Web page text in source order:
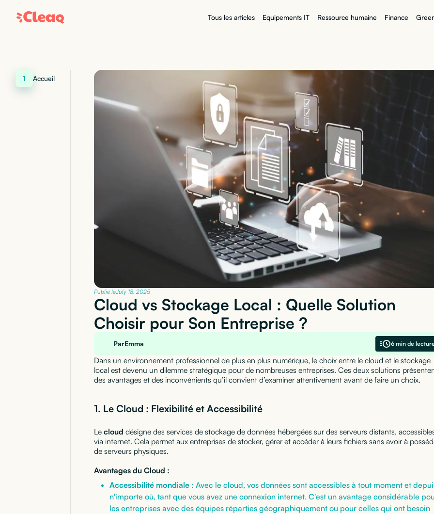
Tous les articles Equipements IT Ressource humaine Finance
1 Accueil
Publié leJuly 18, 2025
Cloud vs Stockage Local : Quelle Solution
Choisir pour Son Entreprise ?
ParEmma 6 min de
Dans un environnement professionnel de plus en plus numérique, le choix entre le cloud et le stockage
local est devenu un dilemme stratégique pour de nombreuses entreprises. Ces deux solutions
des avantages et des inconvénients qu’il convient d’examiner attentivement avant de faire un choix.
1. Le Cloud : Flexibilité et Accessibilité
Le cloud désigne des services de stockage de données hébergées sur des serveurs distants,
via internet. Cela permet aux entreprises de stocker, gérer et accéder à leurs fichiers sans avoir à
de serveurs physiques.
Avantages du Cloud :
Accessibilité mondiale : Avec le cloud, vos données sont accessibles à tout moment et
n'importe où, tant que vous avez une connexion internet. C'est un avantage considérable
les entreprises avec des équipes réparties géographiquement ou pour celles qui ont besoin